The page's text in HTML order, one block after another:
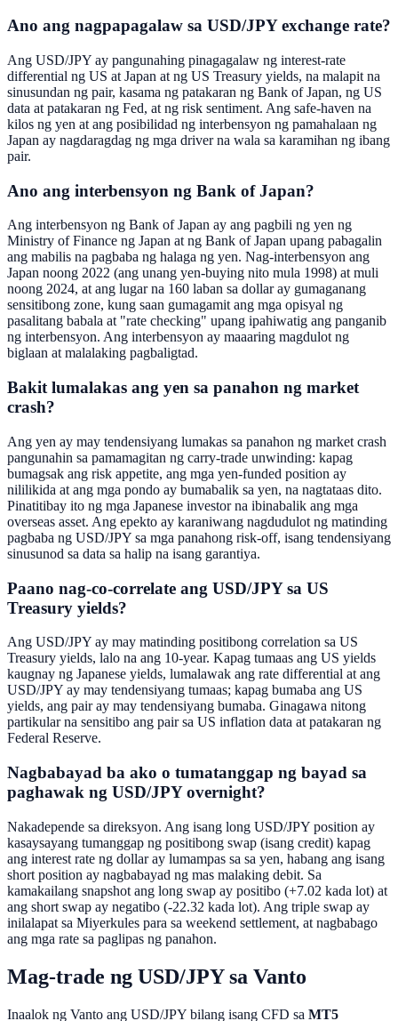
Ano ang nagpapagalaw sa USD/JPY exchange rate?
Ang USD/JPY ay pangunahing pinagagalaw ng interest-rate
differential ng US at Japan at ng US Treasury yields, na malapit na
sinusundan ng pair, kasama ng patakaran ng Bank of Japan, ng US
data at patakaran ng Fed, at ng risk sentiment. Ang safe-haven na
kilos ng yen at ang posibilidad ng interbensyon ng pamahalaan ng
Japan ay nagdaragdag ng mga driver na wala sa karamihan ng ibang
pair.
Ano ang interbensyon ng Bank of Japan?
Ang interbensyon ng Bank of Japan ay ang pagbili ng yen ng
Ministry of Finance ng Japan at ng Bank of Japan upang pabagalin
ang mabilis na pagbaba ng halaga ng yen. Nag-interbensyon ang
Japan noong 2022 (ang unang yen-buying nito mula 1998) at muli
noong 2024, at ang lugar na 160 laban sa dollar ay gumaganang
sensitibong zone, kung saan gumagamit ang mga opisyal ng
pasalitang babala at "rate checking" upang ipahiwatig ang panganib
ng interbensyon. Ang interbensyon ay maaaring magdulot ng
biglaan at malalaking pagbaligtad.
Bakit lumalakas ang yen sa panahon ng market
crash?
Ang yen ay may tendensiyang lumakas sa panahon ng market crash
pangunahin sa pamamagitan ng carry-trade unwinding: kapag
bumagsak ang risk appetite, ang mga yen-funded position ay
nililikida at ang mga pondo ay bumabalik sa yen, na nagtataas dito.
Pinatitibay ito ng mga Japanese investor na ibinabalik ang mga
overseas asset. Ang epekto ay karaniwang nagdudulot ng matinding
pagbaba ng USD/JPY sa mga panahong risk-off, isang tendensiyang
sinusunod sa data sa halip na isang garantiya.
Paano nag-co-correlate ang USD/JPY sa US
Treasury yields?
Ang USD/JPY ay may matinding positibong correlation sa US
Treasury yields, lalo na ang 10-year. Kapag tumaas ang US yields
kaugnay ng Japanese yields, lumalawak ang rate differential at ang
USD/JPY ay may tendensiyang tumaas; kapag bumaba ang US
yields, ang pair ay may tendensiyang bumaba. Ginagawa nitong
partikular na sensitibo ang pair sa US inflation data at patakaran ng
Federal Reserve.
Nagbabayad ba ako o tumatanggap ng bayad sa
paghawak ng USD/JPY overnight?
Nakadepende sa direksyon. Ang isang long USD/JPY position ay
kasaysayang tumanggap ng positibong swap (isang credit) kapag
ang interest rate ng dollar ay lumampas sa sa yen, habang ang isang
short position ay nagbabayad ng mas malaking debit. Sa
kamakailang snapshot ang long swap ay positibo (+7.02 kada lot) at
ang short swap ay negatibo (-22.32 kada lot). Ang triple swap ay
inilalapat sa Miyerkules para sa weekend settlement, at nagbabago
ang mga rate sa paglipas ng panahon.
Mag-trade ng USD/JPY sa Vanto
Inaalok ng Vanto ang USD/JPY bilang isang CFD sa MT5